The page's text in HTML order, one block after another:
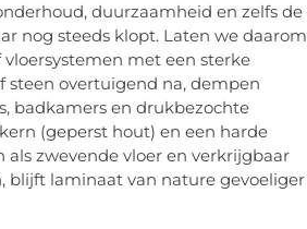
duurzaamheid en zelfs de
nog steeds klopt. Laten we daarom
met een sterke
steen overtuigend na, dempen
badkamers en drukbezochte
(geperst hout) en een harde
zwevende vloer en verkrijgbaar
blijft laminaat van nature gevoeliger